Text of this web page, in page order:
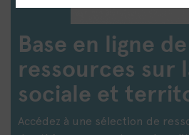
Base en ligne de
ressources sur
sociale et
Accédez à une sélection de